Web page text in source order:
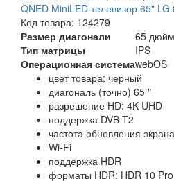
QNED MiniLED телевизор 65" LG
Код товара: 124279
Размер диагонали
65
Тип матрицы
IPS
Операционная системаwebOS
цвет товара: черный
диагональ (точно) 65 "
разрешение HD: 4K UHD
поддержка DVB-T2
частота обновления
Wi-Fi
поддержка HDR
форматы HDR: HDR 10 Pro